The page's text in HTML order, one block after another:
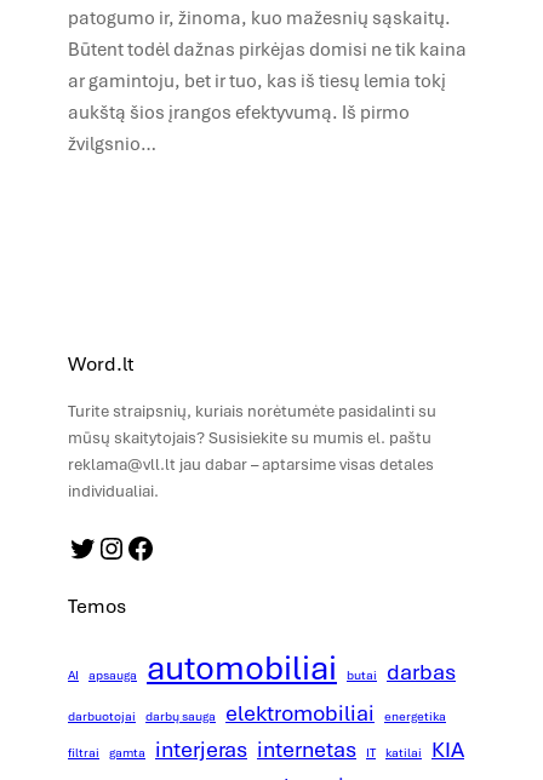
patogumo ir, žinoma, kuo mažesnių sąskaitų.
Būtent todėl dažnas pirkėjas domisi ne tik kaina
ar gamintoju, bet ir tuo, kas iš tiesų lemia tokį
aukštą šios įrangos efektyvumą. Iš pirmo
žvilgsnio…
Word.lt
Turite straipsnių, kuriais norėtumėte pasidalinti su
mūsų skaitytojais? Susisiekite su mumis el. paštu
reklama@vll.lt jau dabar – aptarsime visas detales
individualiai.
Twitter Instagram Facebook
Temos
AI apsauga automobiliai butai darbas
darbuotojai darbų sauga elektromobiliai energetika
filtrai gamta interjeras internetas IT katilai KIA